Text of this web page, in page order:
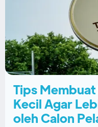
Tips
Kecil Agar
oleh Calon